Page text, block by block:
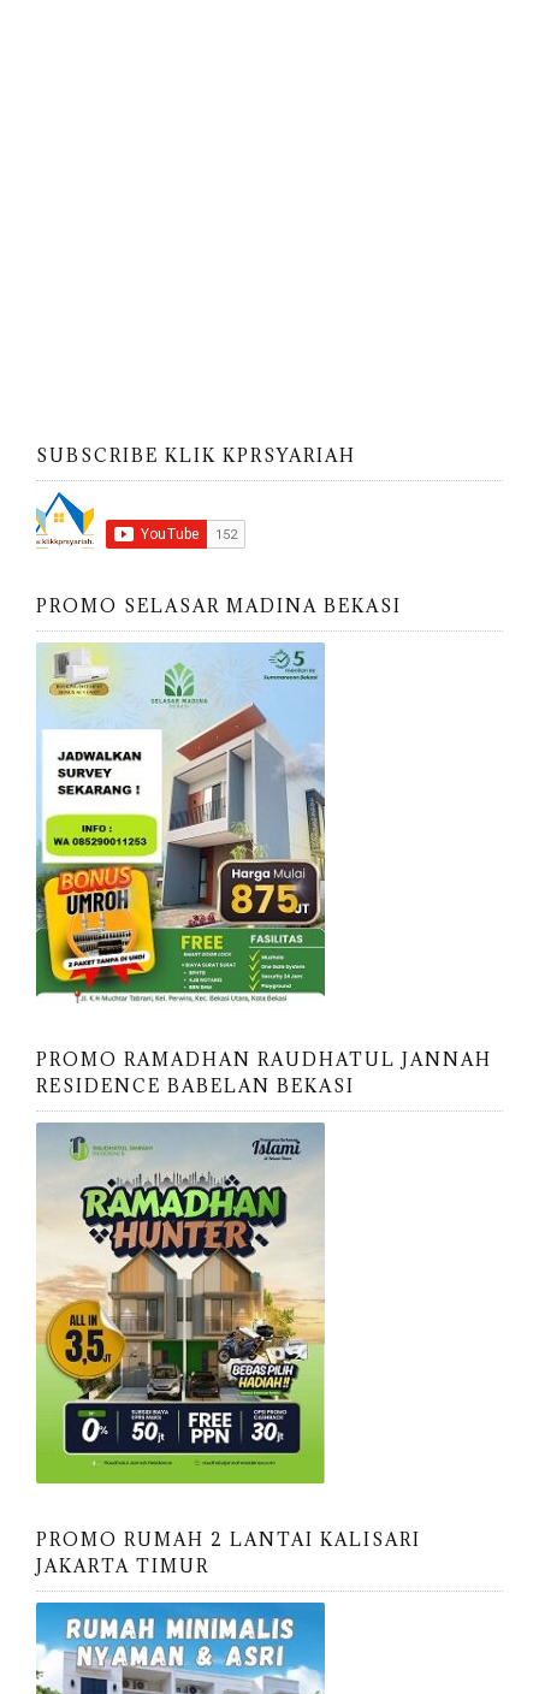
SUBSCRIBE KLIK KPRSYARIAH
PROMO SELASAR MADINA BEKASI
PROMO RAMADHAN RAUDHATUL JANNAH
RESIDENCE BABELAN BEKASI
PROMO RUMAH 2 LANTAI KALISARI
JAKARTA TIMUR